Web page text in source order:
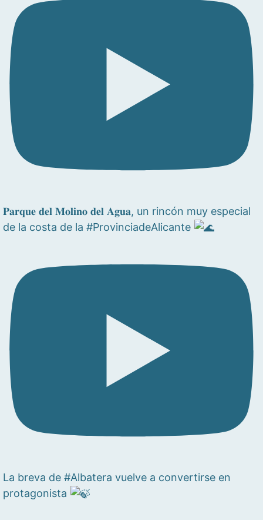
𝐏𝐚𝐫𝐪𝐮𝐞 𝐝𝐞𝐥 𝐌𝐨𝐥𝐢𝐧𝐨 𝐝𝐞𝐥 𝐀𝐠𝐮𝐚, un rincón muy especial
de la costa de la #ProvinciadeAlicante
La breva de #Albatera vuelve a convertirse en
protagonista